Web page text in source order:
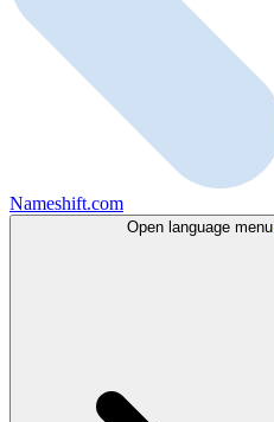
Nameshift.com
Open language menu